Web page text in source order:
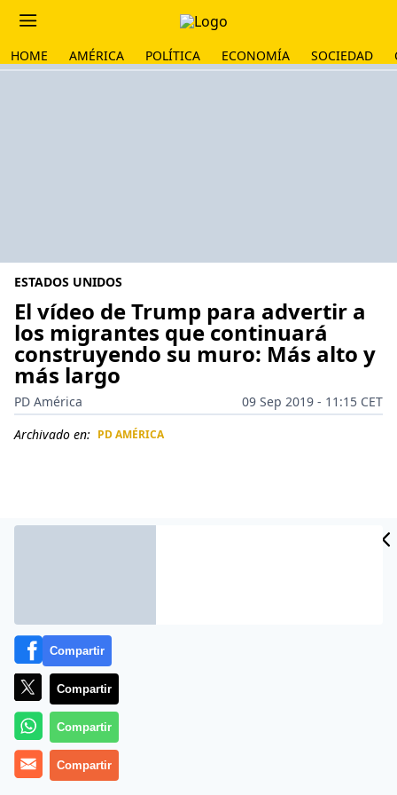
HOME AMÉRICA POLÍTICA ECONOMÍA SOCIEDAD
ESTADOS UNIDOS
El vídeo de Trump para advertir a
los migrantes que continuará
construyendo su muro: Más alto y
más largo
PD América
09 Sep 2019 - 11:15 CET
Archivado en: PD AMÉRICA
Más información
Compartir
Compartir
Compartir
Compartir